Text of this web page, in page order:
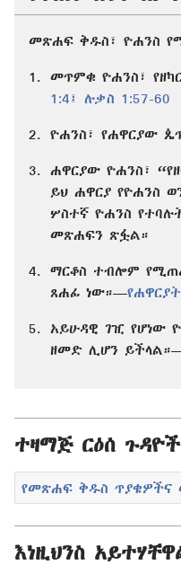
መጽሐፍ ቅዱስ፣ ዮሐንስ
1. መጥምቁ ዮሐንስ፣
1:4፤
ሉቃስ 1:57-60
2. ዮሐንስ፣ የሐዋርያው
3. ሐዋርያው ዮሐንስ፣
ይህ ሐዋርያ የዮሐንስ
ሦስተኛ ዮሐንስ
መጽሐፍን ጽፏል።
4.
ማርቆስ ተብሎም
ጸሐፊ ነው።—
5.
አይሁዳዊ ገዢ የሆነው
ዘመድ ሊሆን
ተዛማጅ ርዕሰ ጉዳዮች
የመጽሐፍ ቅዱስ ጥያቄዎችና
እነዚህንስ